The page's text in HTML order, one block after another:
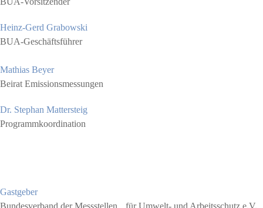
Heinz-Gerd Grabowski
BUA-Geschäftsführer
Mathias Beyer
Beirat Emissionsmessungen
Dr. Stephan Mattersteig
Programmkoordination
Gastgeber
Bundesverband der Messstellen für Umwelt- und Arbeitsschutz e.V.